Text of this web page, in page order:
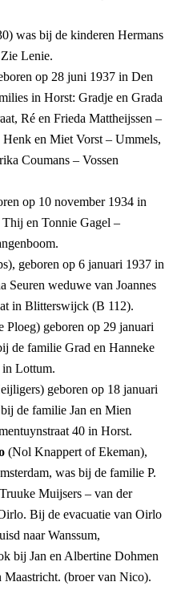
was bij de kinderen Hermans
Lenie.
op 28 juni 1937 in Den
in Horst: Gradje en Grada
Ré en Frieda Mattheijssen –
en Miet Vorst – Ummels,
Coumans – Vossen
op 10 november 1934 in
en Tonnie Gagel –
geboren op 6 januari 1937 in
Seuren weduwe van Joannes
in Blitterswijck (B 112).
Ploeg) geboren op 29 januari
de familie Grad en Hanneke
in Lottum.
geboren op 18 januari
de familie Jan en Mien
40 in Horst.
(Nol Knappert of Ekeman),
was bij de familie P.
Muijsers – van der
Bij de evacuatie van Oirlo
naar Wanssum,
bij Jan en Albertine Dohmen
Maastricht. (broer van Nico).